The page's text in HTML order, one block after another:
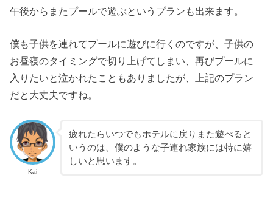
午後からまたプールで遊ぶというプランも出来ます。
僕も子供を連れてプールに遊びに行くのですが、子供の
お昼寝のタイミングで切り上げてしまい、再びプールに
入りたいと泣かれたこともありましたが、上記のプラン
だと大丈夫ですね。
Kai
疲れたらいつでもホテルに戻りまた遊べると
いうのは、僕のような子連れ家族には特に嬉
しいと思います。